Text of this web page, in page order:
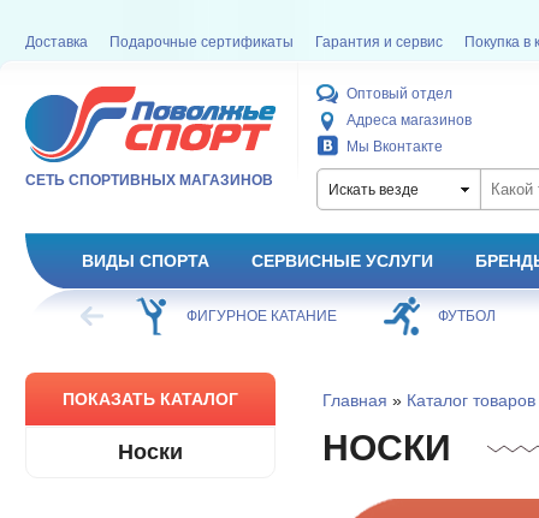
Доставка Подарочные сертификаты Гарантия и сервис Покупка в
СЕТЬ СПОРТИВНЫХ МАГАЗИНОВ
Оптовый отдел
Адреса магазинов
Мы Вконтакте
Искать везде
ВИДЫ СПОРТА СЕРВИСНЫЕ УСЛУГИ
КАТАНИЕ ФУТБОЛ БАСКЕТБОЛ
ПОКАЗАТЬ КАТАЛОГ
Носки
Главная » Каталог товаров
НОСКИ